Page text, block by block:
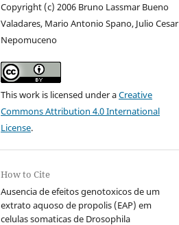
Copyright (c) 2006 Bruno Lassmar Bueno
Valadares, Mario Antonio Spano, Julio Cesar
Nepomuceno
This work is licensed under aCreative
Commons Attribution 4.0 International
License.
How to Cite
Ausencia de efeitos genotoxicos de um
extrato aquoso de propolis (EAP) em
celulas somaticas de Drosophila